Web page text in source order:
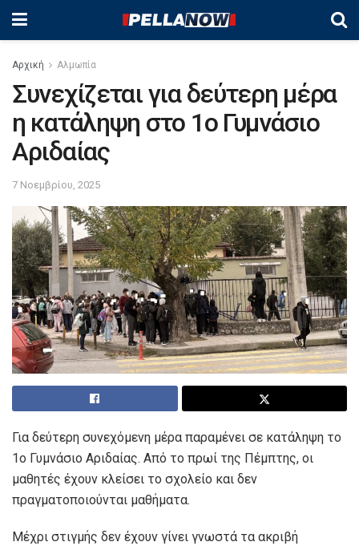
Αρχική Αλμωπία
Συνεχίζεται για δεύτερη μέρα
η κατάληψη στο 1ο Γυμνάσιο
Αριδαίας
7 Νοεμβρίου, 2025
Για δεύτερη συνεχόμενη μέρα παραμένει σε κατάληψη το
1ο Γυμνάσιο Αριδαίας. Από το πρωί της Πέμπτης, οι
μαθητές έχουν κλείσει το σχολείο και δεν
πραγματοποιούνται μαθήματα.
Μέχρι στιγμής δεν έχουν γίνει γνωστά τα ακριβή